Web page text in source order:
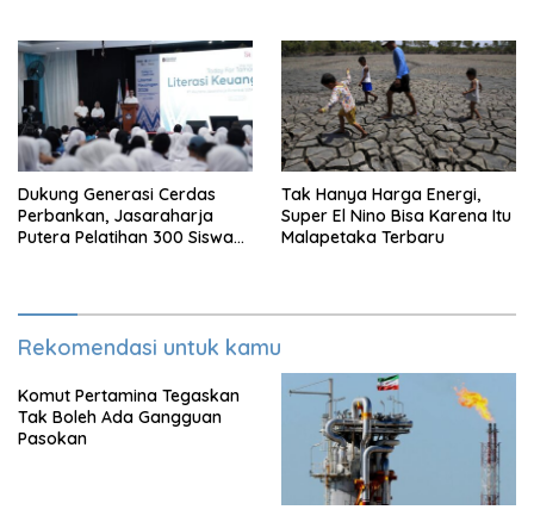
Dukung Generasi Cerdas
Perbankan, Jasaraharja
Putera Pelatihan 300 Siswa
Tak Hanya Harga Energi,
Super El Nino Bisa Karena Itu
Malapetaka Terbaru
Rekomendasi untuk kamu
Komut Pertamina Tegaskan
Tak Boleh Ada Gangguan
Pasokan